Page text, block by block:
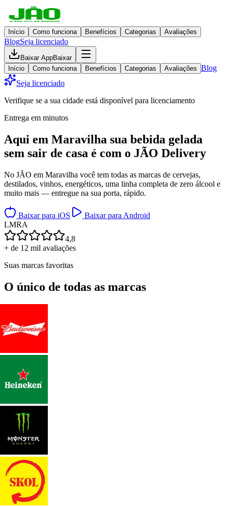
Início Como funciona Benefícios Categorias Avaliações
BlogSeja licenciado
Baixar AppBaixar
Início
Como funciona Benefícios Categorias Avaliações Blog
Seja licenciado
Verifique se a sua cidade está disponível para licenciamento
Entrega em minutos
Aqui em Maravilha sua bebida gelada
sem sair de casa é com o JÃO Delivery
No JÃO em Maravilha você tem todas as marcas de cervejas,
destilados, vinhos, energéticos, uma linha completa de zero álcool e
muito mais — entregue na sua porta, rápido.
Baixar para iOS
Baixar para Android
LMRA
4,8
+ de 12 mil avaliações
Suas marcas favoritas
O único de todas as marcas